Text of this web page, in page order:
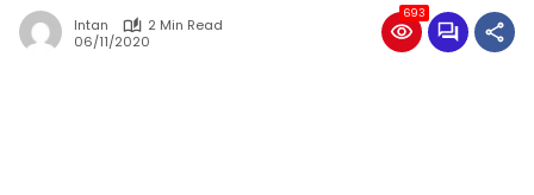
Intan
2 Min Read
06/11/2020
693